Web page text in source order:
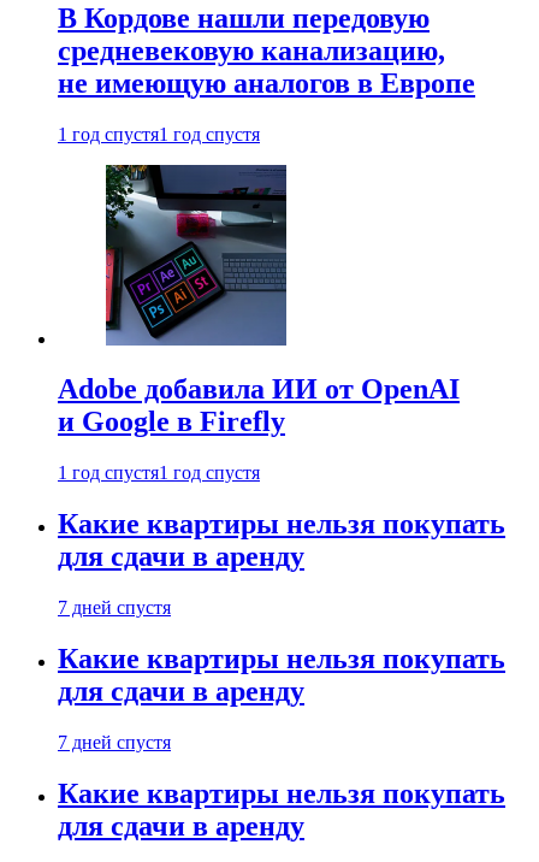
В Кордове нашли передовую
средневековую канализацию,
не имеющую аналогов в Европе
1 год спустя1 год спустя
Adobe добавила ИИ от OpenAI
и Google в Firefly
1 год спустя1 год спустя
Какие квартиры нельзя покупать
для сдачи в аренду
7 дней спустя
Какие квартиры нельзя покупать
для сдачи в аренду
7 дней спустя
Какие квартиры нельзя покупать
для сдачи в аренду